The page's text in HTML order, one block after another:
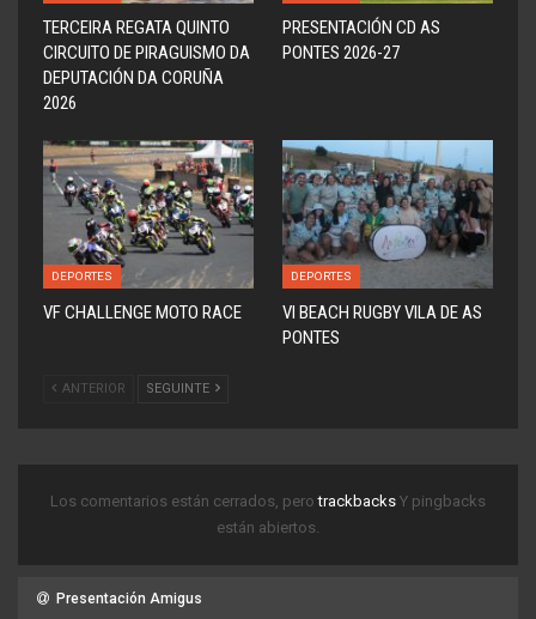
TERCEIRA REGATA QUINTO
CIRCUITO DE PIRAGUISMO DA
DEPUTACIÓN DA CORUÑA
2026
PRESENTACIÓN CD AS
PONTES 2026-27
DEPORTES
VF CHALLENGE MOTO RACE
DEPORTES
VI BEACH RUGBY VILA DE AS
PONTES
ANTERIOR SEGUINTE
Los comentarios están cerrados, perotrackbacks Y pingbacks
están abiertos.
Presentación Amigus